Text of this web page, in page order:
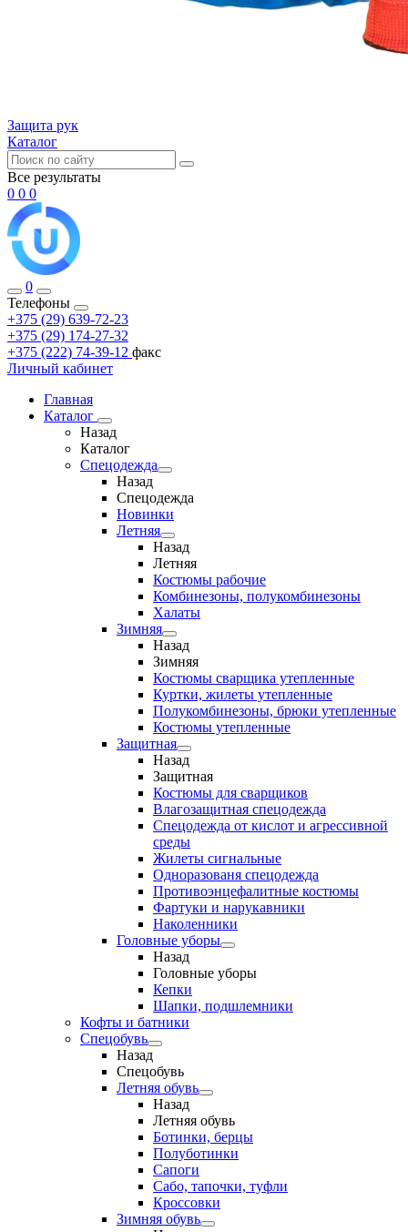
Защита рук
Каталог
Все результаты
0 0 0
0
Телефоны
+375 (29) 639-72-23
+375 (29) 174-27-32
+375 (222) 74-39-12 факс
Личный кабинет
Главная
Каталог
Назад
Каталог
Спецодежда
Назад
Спецодежда
Новинки
Летняя
Назад
Летняя
Костюмы рабочие
Комбинезоны, полукомбинезоны
Халаты
Зимняя
Назад
Зимняя
Костюмы сварщика утепленные
Куртки, жилеты утепленные
Полукомбинезоны, брюки утепленные
Костюмы утепленные
Защитная
Назад
Защитная
Костюмы для сварщиков
Влагозащитная спецодежда
Спецодежда от кислот и агрессивной
среды
Жилеты сигнальные
Одноразованя спецодежда
Противоэнцефалитные костюмы
Фартуки и нарукавники
Наколенники
Головные уборы
Назад
Головные уборы
Кепки
Шапки, подшлемники
Кофты и батники
Спецобувь
Назад
Спецобувь
Летняя обувь
Назад
Летняя обувь
Ботинки, берцы
Полуботинки
Сапоги
Сабо, тапочки, туфли
Кроссовки
Зимняя обувь